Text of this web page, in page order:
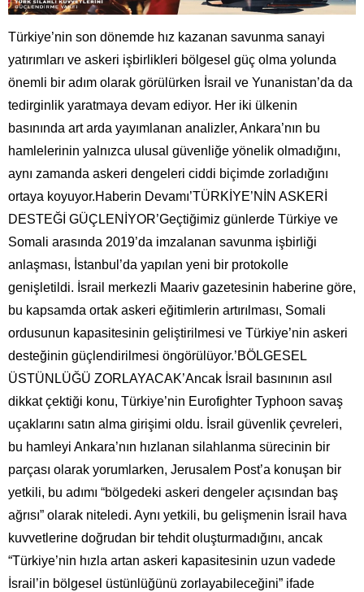
Türkiye’nin son dönemde hız kazanan savunma sanayi
yatırımları ve askeri işbirlikleri bölgesel güç olma yolunda
önemli bir adım olarak görülürken İsrail ve Yunanistan’da da
tedirginlik yaratmaya devam ediyor. Her iki ülkenin
basınında art arda yayımlanan analizler, Ankara’nın bu
hamlelerinin yalnızca ulusal güvenliğe yönelik olmadığını,
aynı zamanda askeri dengeleri ciddi biçimde zorladığını
ortaya koyuyor.Haberin Devamı’TÜRKİYE’NİN ASKERİ
DESTEĞİ GÜÇLENİYOR’Geçtiğimiz günlerde Türkiye ve
Somali arasında 2019’da imzalanan savunma işbirliği
anlaşması, İstanbul’da yapılan yeni bir protokolle
genişletildi. İsrail merkezli Maariv gazetesinin haberine göre,
bu kapsamda ortak askeri eğitimlerin artırılması, Somali
ordusunun kapasitesinin geliştirilmesi ve Türkiye’nin askeri
desteğinin güçlendirilmesi öngörülüyor.’BÖLGESEL
ÜSTÜNLÜĞÜ ZORLAYACAK’Ancak İsrail basınının asıl
dikkat çektiği konu, Türkiye’nin Eurofighter Typhoon savaş
uçaklarını satın alma girişimi oldu. İsrail güvenlik çevreleri,
bu hamleyi Ankara’nın hızlanan silahlanma sürecinin bir
parçası olarak yorumlarken, Jerusalem Post’a konuşan bir
yetkili, bu adımı “bölgedeki askeri dengeler açısından baş
ağrısı” olarak niteledi. Aynı yetkili, bu gelişmenin İsrail hava
kuvvetlerine doğrudan bir tehdit oluşturmadığını, ancak
“Türkiye’nin hızla artan askeri kapasitesinin uzun vadede
İsrail’in bölgesel üstünlüğünü zorlayabileceğini” ifade